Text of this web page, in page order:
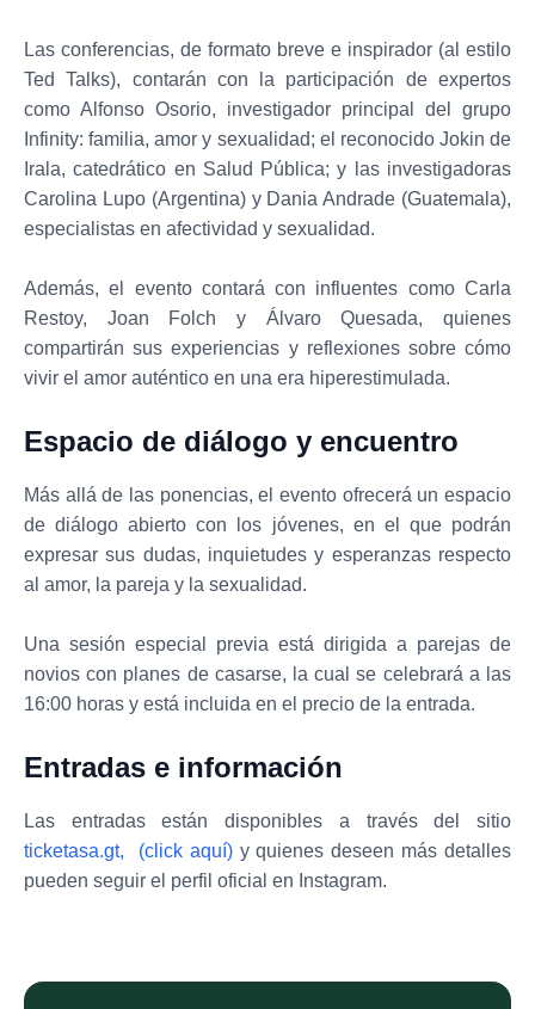
Las conferencias, de formato breve e inspirador (al estilo
Ted Talks), contarán con la participación de expertos
como Alfonso Osorio, investigador principal del grupo
Infinity: familia, amor y sexualidad; el reconocido Jokin de
Irala, catedrático en Salud Pública; y las investigadoras
Carolina Lupo (Argentina) y Dania Andrade (Guatemala),
especialistas en afectividad y sexualidad.
Además, el evento contará con influentes como Carla
Restoy, Joan Folch y Álvaro Quesada, quienes
compartirán sus experiencias y reflexiones sobre cómo
vivir el amor auténtico en una era hiperestimulada.
Espacio de diálogo y encuentro
Más allá de las ponencias, el evento ofrecerá un espacio
de diálogo abierto con los jóvenes, en el que podrán
expresar sus dudas, inquietudes y esperanzas respecto
al amor, la pareja y la sexualidad.
Una sesión especial previa está dirigida a parejas de
novios con planes de casarse, la cual se celebrará a las
16:00 horas y está incluida en el precio de la entrada.
Entradas e información
Las entradas están disponibles a través del sitio
ticketasa.gt, (click aquí)y quienes deseen más detalles
pueden seguir el perfil oficial en Instagram.